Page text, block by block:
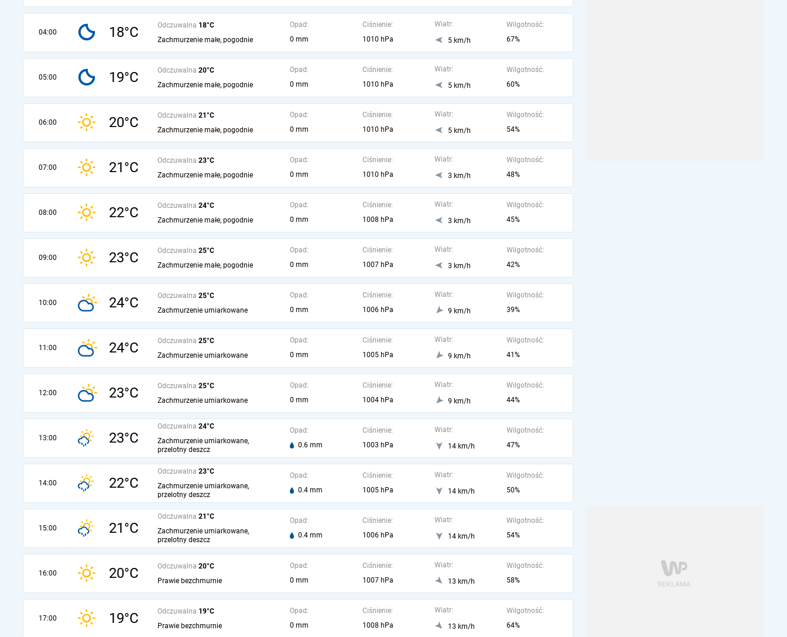
04:00 18°C Odczuwalna 18°C
Zachmurzenie małe, pogodnie
Opad:
0 mm
Ciśnienie:
1010 hPa
Wiatr:
5 km/h
Wilgotność:
67%
05:00 19°C Odczuwalna 20°C
Zachmurzenie małe, pogodnie
Opad:
0 mm
Ciśnienie:
1010 hPa
Wiatr:
5 km/h
Wilgotność:
60%
06:00 20°C Odczuwalna 21°C
Zachmurzenie małe, pogodnie
Opad:
0 mm
Ciśnienie:
1010 hPa
Wiatr:
5 km/h
Wilgotność:
54%
07:00 21°C Odczuwalna 23°C
Zachmurzenie małe, pogodnie
Opad:
0 mm
Ciśnienie:
1010 hPa
Wiatr:
3 km/h
Wilgotność:
48%
08:00 22°C Odczuwalna 24°C
Zachmurzenie małe, pogodnie
Opad:
0 mm
Ciśnienie:
1008 hPa
Wiatr:
3 km/h
Wilgotność:
45%
09:00 23°C Odczuwalna 25°C
Zachmurzenie małe, pogodnie
Opad:
0 mm
Ciśnienie:
1007 hPa
Wiatr:
3 km/h
Wilgotność:
42%
10:00 24°C Odczuwalna 25°C
Zachmurzenie umiarkowane
Opad:
0 mm
Ciśnienie:
1006 hPa
Wiatr:
9 km/h
Wilgotność:
39%
11:00 24°C Odczuwalna 25°C
Zachmurzenie umiarkowane
Opad:
0 mm
Ciśnienie:
1005 hPa
Wiatr:
9 km/h
Wilgotność:
41%
12:00 23°C Odczuwalna 25°C
Zachmurzenie umiarkowane
Opad:
0 mm
Ciśnienie:
1004 hPa
Wiatr:
9 km/h
Wilgotność:
44%
13:00 23°C
Odczuwalna 24°C
Zachmurzenie umiarkowane,
przelotny deszcz
Opad:
0.6 mm
Ciśnienie:
1003 hPa
Wiatr:
14 km/h
Wilgotność:
47%
14:00 22°C
Odczuwalna 23°C
Zachmurzenie umiarkowane,
przelotny deszcz
Opad:
0.4 mm
Ciśnienie:
1005 hPa
Wiatr:
14 km/h
Wilgotność:
50%
15:00 21°C
Odczuwalna 21°C
Zachmurzenie umiarkowane,
przelotny deszcz
Opad:
0.4 mm
Ciśnienie:
1006 hPa
Wiatr:
14 km/h
Wilgotność:
54%
16:00 20°C Odczuwalna 20°C
Prawie bezchmurnie
Opad:
0 mm
Ciśnienie:
1007 hPa
Wiatr:
13 km/h
Wilgotność:
58%
17:00 19°C Odczuwalna 19°C
Prawie bezchmurnie
Opad:
0 mm
Ciśnienie:
1008 hPa
Wiatr:
13 km/h
Wilgotność:
64%